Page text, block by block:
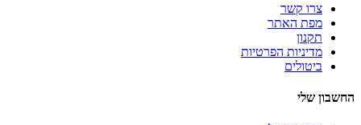
צרו קשר
מפת האתר
תקנון
מדיניות הפרטיות
ביטולים
החשבון שלי